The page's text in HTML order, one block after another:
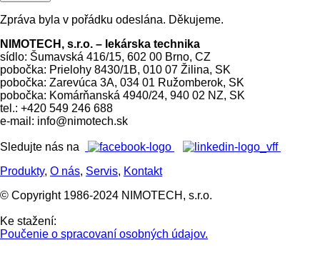
Zpráva byla v pořádku odeslána. Děkujeme.
NIMOTECH, s.r.o. – lekárska technika
sídlo: Šumavská 416/15, 602 00 Brno, CZ
pobočka: Prielohy 8430/1B, 010 07 Žilina, SK
pobočka: Zarevúca 3A, 034 01 Ružomberok, SK
pobočka: Komárňanská 4940/24, 940 02 NZ, SK
tel.: +420 549 246 688
e-mail: info@nimotech.sk
Sledujte nás na
Produkty, O nás, Servis, Kontakt
© Copyright 1986-2024 NIMOTECH, s.r.o.
Ke stažení:
Poučenie o spracovaní osobných údajov.